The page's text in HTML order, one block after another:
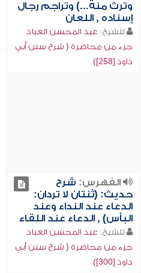
وترث منه...) وتراجم رجال
إسناده , اللعان
للشيخ: عبد المحسن العباد
جزء من محاضرة ( شرح سنن أبي
داود [258])
الفهرس: شرح
حديث: (ثنتان لا تردان:
الدعاء عند النداء وعند
البأس) , الدعاء عند اللقاء
للشيخ: عبد المحسن العباد
جزء من محاضرة ( شرح سنن أبي
داود [300])